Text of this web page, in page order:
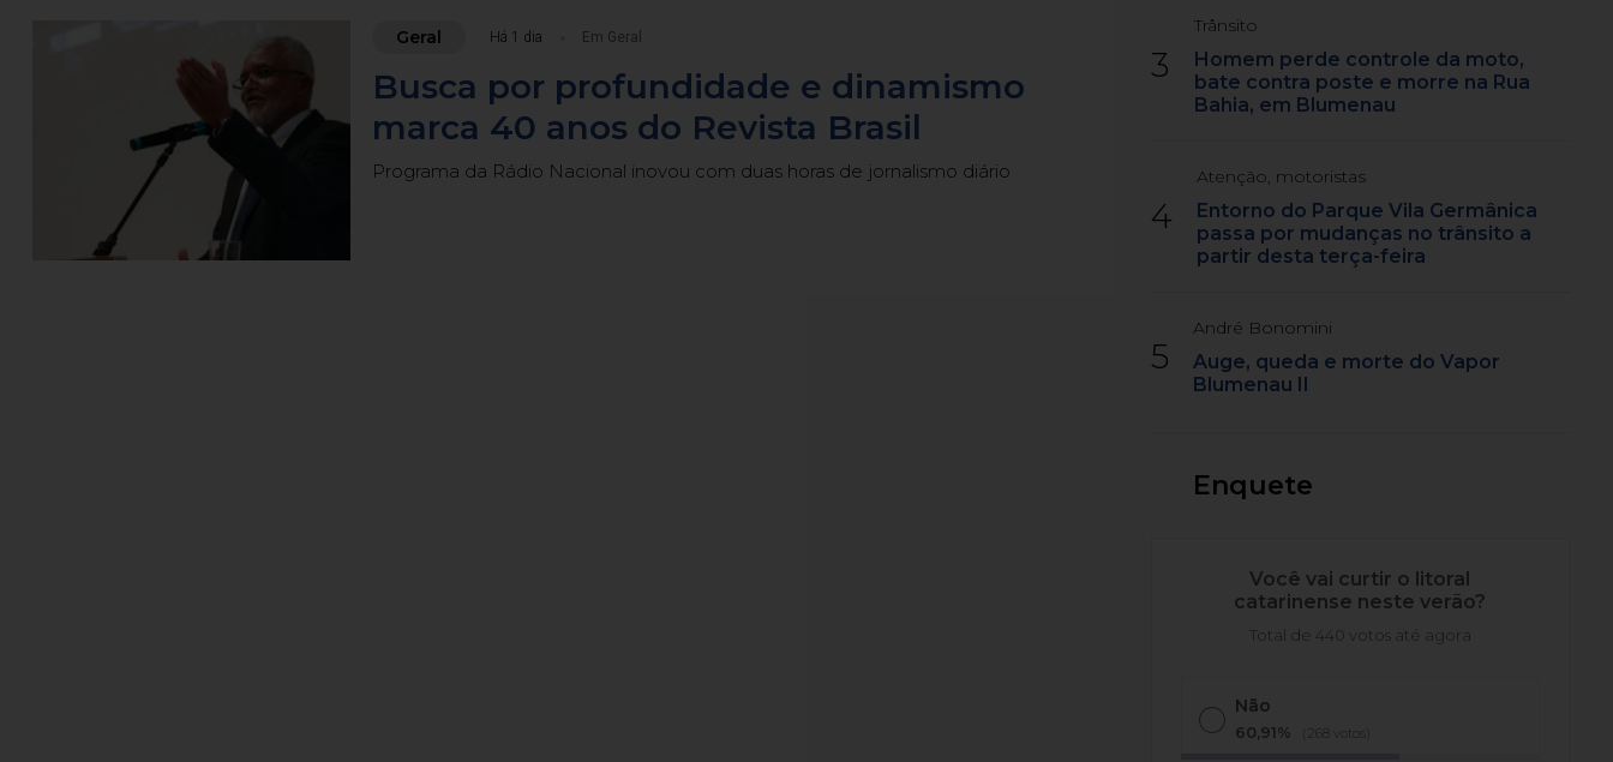
Geral Há 1 dia Em Geral
Busca por profundidade e dinamismo
marca 40 anos do Revista Brasil
Programa da Rádio Nacional inovou com duas horas de jornalismo diário
3
Trânsito
Homem perde controle da moto,
bate contra poste e morre na Rua
Bahia, em Blumenau
4
Atenção, motoristas
Entorno do Parque Vila Germânica
passa por mudanças no trânsito a
partir desta terça-feira
5
André Bonomini
Auge, queda e morte do Vapor
Blumenau II
Enquete
Você vai curtir o litoral
catarinense neste verão?
Total de 440 votos até agora
Não
60,91% (268 votos)